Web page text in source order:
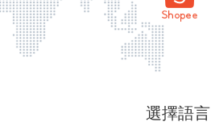
頁面無法顯示
選擇語言